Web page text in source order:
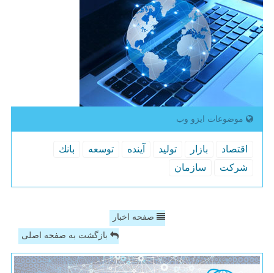
موضوعات ایزو وب
اقتصاد بازار تولید آینده توسعه
بانك
شركت
سازمان
صفحه اخبار
بازگشت به صفحه اصلی